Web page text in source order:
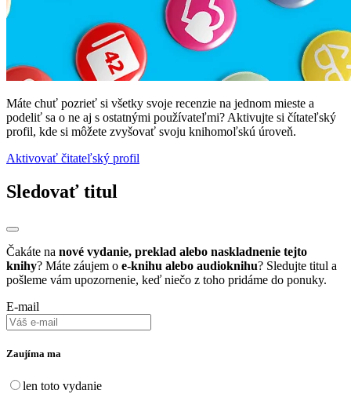
Máte chuť pozrieť si všetky svoje recenzie na jednom mieste a
podeliť sa o ne aj s ostatnými používateľmi? Aktivujte si čítateľský
profil, kde si môžete zvyšovať svoju knihomoľskú úroveň.
Aktivovať čitateľský profil
Sledovať titul
Čakáte na nové vydanie, preklad alebo naskladnenie tejto
knihy? Máte záujem o e-knihu alebo audioknihu? Sledujte titul a
pošleme vám upozornenie, keď niečo z toho pridáme do ponuky.
E-mail
Zaujíma ma
len toto vydanie